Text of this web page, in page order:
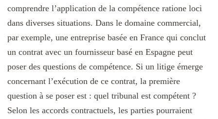
comprendre l’application de la compétence ratione loci
dans diverses situations. Dans le domaine commercial,
par exemple, une entreprise basée en France qui conclut
un contrat avec un fournisseur basé en Espagne peut
poser des questions de compétence. Si un litige émerge
concernant l’exécution de ce contrat, la première
question à se poser est : quel tribunal est compétent ?
Selon les accords contractuels, les parties pourraient